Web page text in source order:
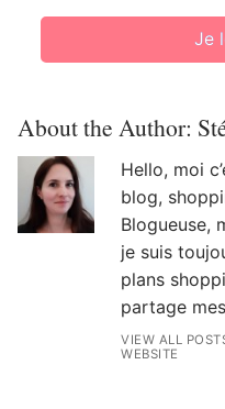
Je
About the Author:
Hello, moi
blog,
Blogueuse,
je suis
plans
partage
VIEW ALL
WEBSITE